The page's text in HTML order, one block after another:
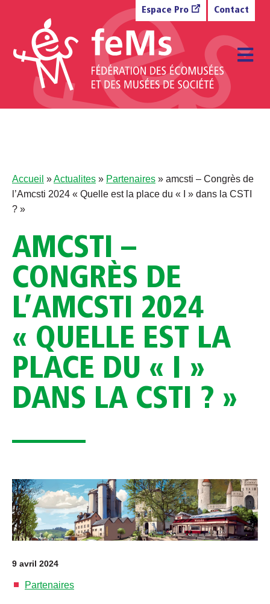
Espace Pro Contact
Accueil »Actualites » Partenaires » amcsti – Congrès de
l’Amcsti 2024 « Quelle est la place du « I » dans la CSTI
? »
AMCSTI –
CONGRÈS DE
L’AMCSTI 2024
« QUELLE EST LA
PLACE DU « I »
DANS LA CSTI ? »
9 avril 2024
Partenaires